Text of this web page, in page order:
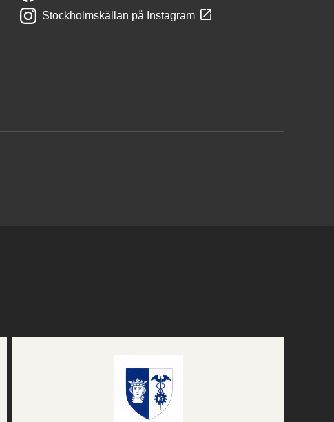
Stockholmskällan på Instagram